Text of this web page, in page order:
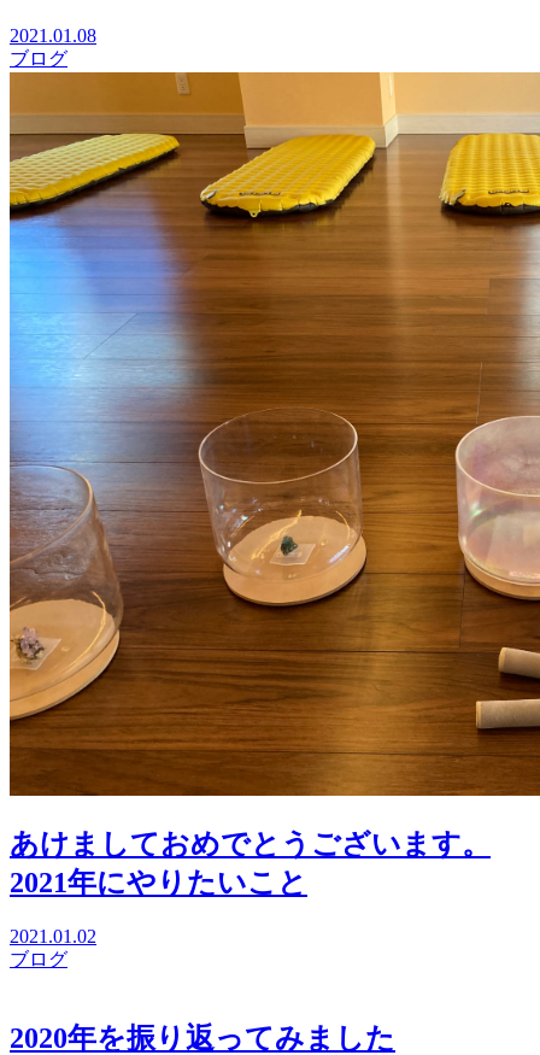
2021.01.08
ブログ
あけましておめでとうございます。
2021年にやりたいこと
2021.01.02
ブログ
2020年を振り返ってみました